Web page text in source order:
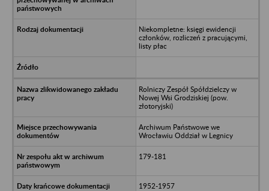
Niekompletne: księgi ewidencji
członków, rozliczeń z pracującymi,
listy płac
Rolniczy Zespół Spółdzielczy w
Nowej Wsi Grodziskiej (pow.
złotoryjski)
Archiwum Państwowe we
Wrocławiu Oddział w Legnicy
179-181
1952-1957